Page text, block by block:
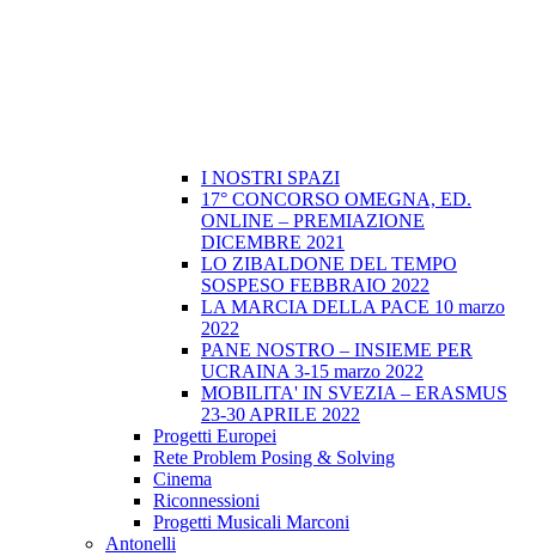
I NOSTRI SPAZI
17° CONCORSO OMEGNA, ED.
ONLINE – PREMIAZIONE
DICEMBRE 2021
LO ZIBALDONE DEL TEMPO
SOSPESO FEBBRAIO 2022
LA MARCIA DELLA PACE 10 marzo
2022
PANE NOSTRO – INSIEME PER
UCRAINA 3-15 marzo 2022
MOBILITA' IN SVEZIA – ERASMUS
23-30 APRILE 2022
Progetti Europei
Rete Problem Posing & Solving
Cinema
Riconnessioni
Progetti Musicali Marconi
Antonelli